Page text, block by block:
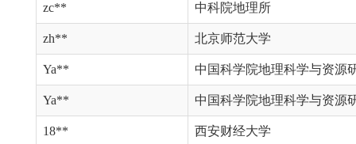
zc** 中科院地理所
zh** 北京师范大学
Ya** 中国科学院地理科学与资源
Ya** 中国科学院地理科学与资源
18** 西安财经大学